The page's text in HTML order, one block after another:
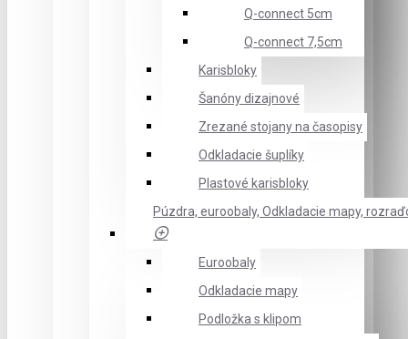
Q-connect 5cm
Q-connect 7,5cm
Karisbloky
Šanóny dizajnové
Zrezané stojany na časopisy
Odkladacie šuplíky
Plastové karisbloky
Púzdra, euroobaly, Odkladacie mapy,
Euroobaly
Odkladacie mapy
Podložka s klipom